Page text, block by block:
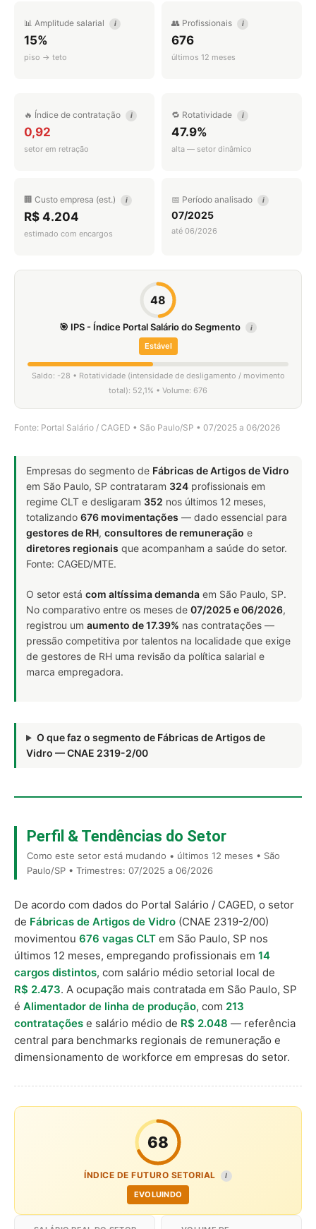
📊 Amplitude salarial i
15%
piso → teto
👥 Profissionais i
676
últimos 12 meses
🔥 Índice de contratação i
0,92
setor em retração
🔁 Rotatividade i
47.9%
alta — setor dinâmico
🏢 Custo empresa (est.) i
R$ 4.204
estimado com encargos
📅 Período analisado i
07/2025
até 06/2026
48
🎯 IPS - Índice Portal Salário do Segmento i
Estável
Saldo: -28 • Rotatividade (intensidade de desligamento / movimento
total): 52,1% • Volume: 676
Fonte: Portal Salário / CAGED • São Paulo/SP • 07/2025 a 06/2026
Empresas do segmento de Fábricas de Artigos de Vidro
em São Paulo, SP contrataram 324 profissionais em
regime CLT e desligaram 352 nos últimos 12 meses,
totalizando 676 movimentações — dado essencial para
gestores de RH, consultores de remuneração e
diretores regionais que acompanham a saúde do setor.
Fonte: CAGED/MTE.
O setor está com altíssima demanda em São Paulo, SP.
No comparativo entre os meses de 07/2025 e 06/2026,
registrou um aumento de 17.39% nas contratações —
pressão competitiva por talentos na localidade que exige
de gestores de RH uma revisão da política salarial e
marca empregadora.
O que faz o segmento de Fábricas de Artigos de
Vidro — CNAE 2319-2/00
Perfil & Tendências do Setor
Como este setor está mudando • últimos 12 meses • São
Paulo/SP • Trimestres: 07/2025 a 06/2026
De acordo com dados do Portal Salário / CAGED, o setor
de Fábricas de Artigos de Vidro (CNAE 2319-2/00)
movimentou 676 vagas CLT em São Paulo, SP nos
últimos 12 meses, empregando profissionais em 14
cargos distintos, com salário médio setorial local de
R$ 2.473. A ocupação mais contratada em São Paulo, SP
é Alimentador de linha de produção, com 213
contratações e salário médio de R$ 2.048 — referência
central para benchmarks regionais de remuneração e
dimensionamento de workforce em empresas do setor.
68
ÍNDICE DE FUTURO SETORIAL I
EVOLUINDO